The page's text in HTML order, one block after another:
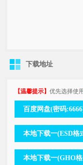
下载地址
【温馨提示】 优先选择使
百度网盘(密码
本地下载一(ESD格
本地下载一(GHO